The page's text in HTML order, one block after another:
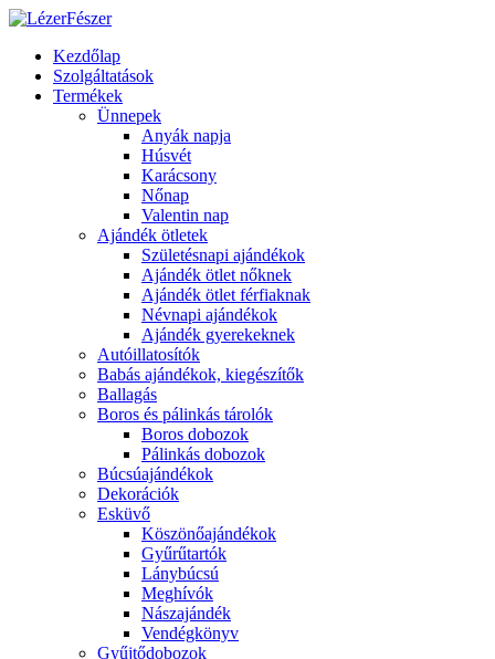
Kezdőlap
Szolgáltatások
Termékek
Ünnepek
Anyák napja
Húsvét
Karácsony
Nőnap
Valentin nap
Ajándék ötletek
Születésnapi ajándékok
Ajándék ötlet nőknek
Ajándék ötlet férfiaknak
Névnapi ajándékok
Ajándék gyerekeknek
Autóillatosítók
Babás ajándékok, kiegészítők
Ballagás
Boros és pálinkás tárolók
Boros dobozok
Pálinkás dobozok
Búcsúajándékok
Dekorációk
Esküvő
Köszönőajándékok
Gyűrűtartók
Lánybúcsú
Meghívók
Nászajándék
Vendégkönyv
Gyűjtődobozok